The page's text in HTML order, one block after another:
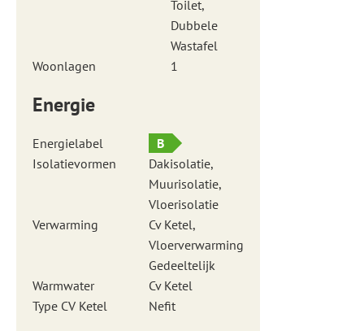
Toilet,
Dubbele
Wastafel
Woonlagen
1
Energie
Energielabel
B
Isolatievormen
Dakisolatie,
Muurisolatie,
Vloerisolatie
Verwarming
Cv Ketel,
Vloerverwarming
Gedeeltelijk
Warmwater
Cv Ketel
Type CV Ketel
Nefit